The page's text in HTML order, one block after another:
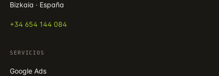
Bizkaia · España
+34 654 144 084
SERVICIOS
Google Ads